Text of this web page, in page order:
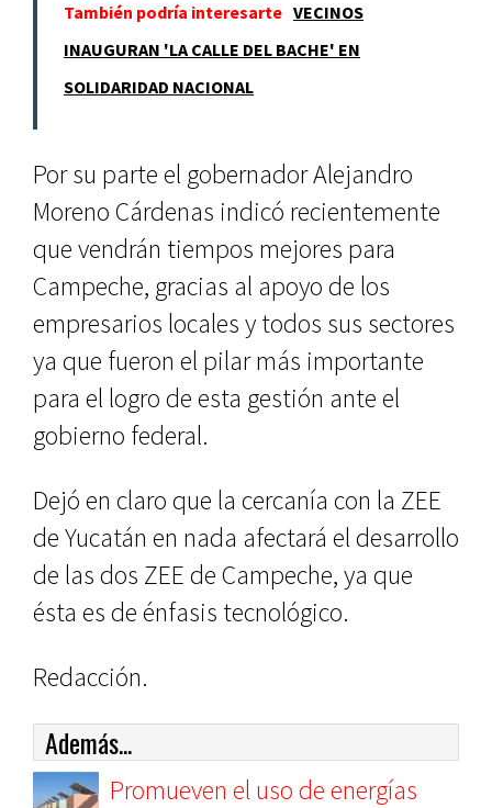
También podría interesarte VECINOS
INAUGURAN 'LA CALLE DEL BACHE' EN
SOLIDARIDAD NACIONAL
Por su parte el gobernador Alejandro
Moreno Cárdenas indicó recientemente
que vendrán tiempos mejores para
Campeche, gracias al apoyo de los
empresarios locales y todos sus sectores
ya que fueron el pilar más importante
para el logro de esta gestión ante el
gobierno federal.
Dejó en claro que la cercanía con la ZEE
de Yucatán en nada afectará el desarrollo
de las dos ZEE de Campeche, ya que
ésta es de énfasis tecnológico.
Redacción.
Además...
Promueven el uso de energías